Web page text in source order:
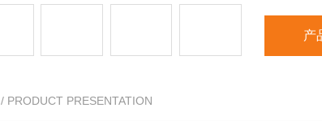
产
/ PRODUCT PRESENTATION